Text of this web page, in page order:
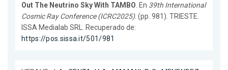
Out The Neutrino Sky With TAMBO . En 39th International
Cosmic Ray Conference (ICRC2025). (pp. 981). TRIESTE.
ISSA Medialab SRL. Recuperado de:
https://pos.sissa.it/501/981